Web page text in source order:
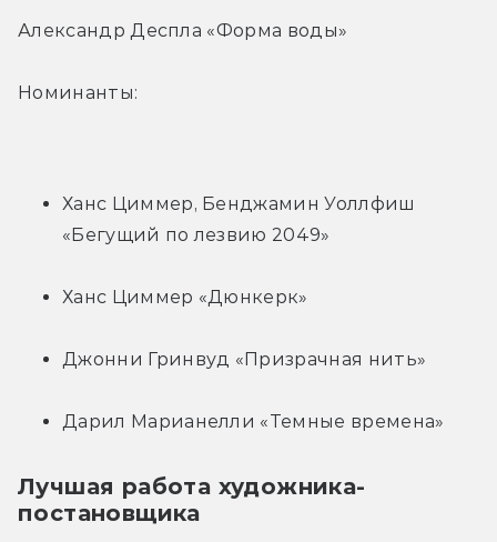
Александр Деспла «Форма воды»
Номинанты:
Ханс Циммер, Бенджамин Уоллфиш
«Бегущий по лезвию 2049»
Ханс Циммер «Дюнкерк»
Джонни Гринвуд «Призрачная нить»
Дарил Марианелли «Темные времена»
Лучшая работа художника-
постановщика